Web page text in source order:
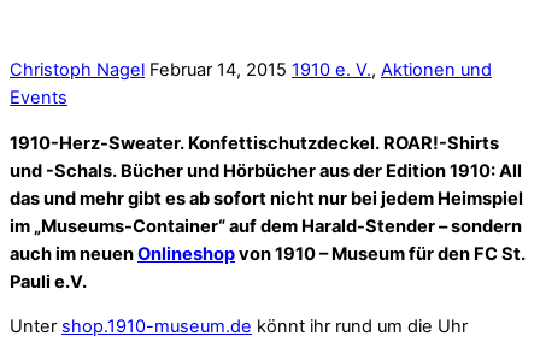
Christoph Nagel Februar 14, 2015 1910 e. V., Aktionen und
Events
1910-Herz-Sweater. Konfettischutzdeckel. ROAR!-Shirts
und -Schals. Bücher und Hörbücher aus der Edition 1910: All
das und mehr gibt es ab sofort nicht nur bei jedem Heimspiel
im „Museums-Container“ auf dem Harald-Stender – sondern
auch im neuenOnlineshopvon 1910 – Museum für den FC St.
Pauli e.V.
Unter shop.1910-museum.de könnt ihr rund um die Uhr